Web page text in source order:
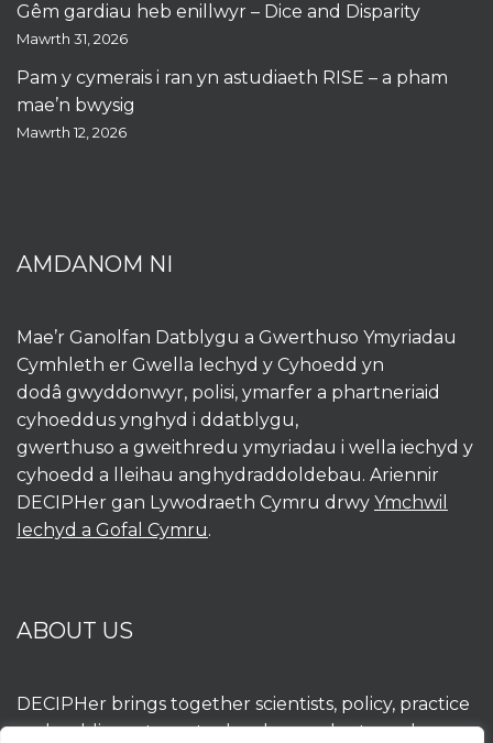
Gêm gardiau heb enillwyr – Dice and Disparity
Mawrth 31, 2026
Pam y cymerais i ran yn astudiaeth RISE – a pham
mae’n bwysig
Mawrth 12, 2026
AMDANOM NI
Mae’r Ganolfan Datblygu a Gwerthuso Ymyriadau
Cymhleth er Gwella Iechyd y Cyhoedd yn
dodâ gwyddonwyr, polisi, ymarfer a phartneriaid
cyhoeddus ynghyd i ddatblygu,
gwerthuso a gweithredu ymyriadau i wella iechyd y
cyhoedd a lleihau anghydraddoldebau. Ariennir
DECIPHer gan Lywodraeth Cymru drwy Ymchwil
Iechyd a Gofal Cymru.
ABOUT US
DECIPHer brings together scientists, policy, practice
and public partners to develop, evaluate and